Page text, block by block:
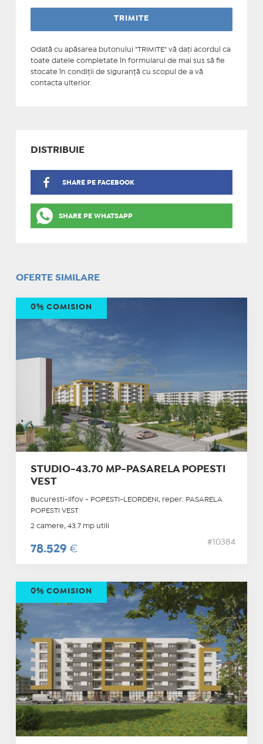
Odată cu apăsarea butonului "TRIMITE" vă daţi acordul ca
toate datele completate în formularul de mai sus să fie
stocate în condiţii de siguranţă cu scopul de a vă
contacta ulterior.
DISTRIBUIE
SHARE PE FACEBOOK
SHARE PE WHATSAPP
OFERTE SIMILARE
STUDIO-43.70 MP-PASARELA POPESTI
VEST
Bucuresti-Ilfov - POPESTI-LEORDENI, reper: PASARELA
POPESTI VEST
2 camere, 43.7 mp utili
78.529 €
#10384
0% COMISION
0% COMISION